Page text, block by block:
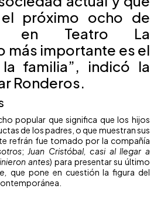
próximo ocho de
en Teatro La
más importante es el
familia”, indicó la
Ronderos.
popular que significa que los hijos
de los padres, o que muestran sus
refrán fue tomado por la compañía
; Juan Cristóbal, casi al llegar a
antes) para presentar su último
que pone en cuestión la figura del